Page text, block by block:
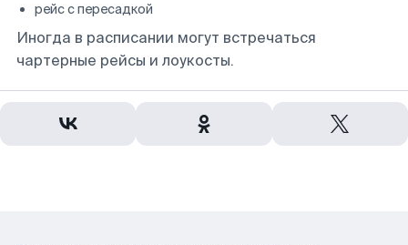
рейс с пересадкой
Иногда в расписании могут встречаться
чартерные рейсы и лоукосты.